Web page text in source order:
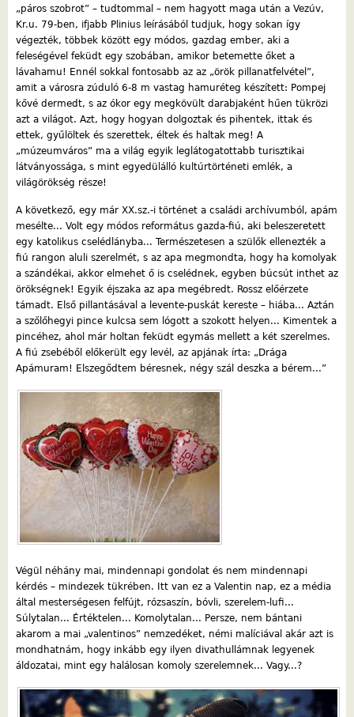
„páros szobrot” – tudtommal – nem hagyott maga után a Vezúv,
Kr.u. 79-ben, ifjabb Plinius leírásából tudjuk, hogy sokan így
végezték, többek között egy módos, gazdag ember, aki a
feleségével feküdt egy szobában, amikor betemette őket a
lávahamu! Ennél sokkal fontosabb az az „örök pillanatfelvétel”,
amit a városra zúduló 6-8 m vastag hamuréteg készített: Pompej
kővé dermedt, s az ókor egy megkövült darabjaként hűen tükrözi
azt a világot. Azt, hogy hogyan dolgoztak és pihentek, ittak és
ettek, gyűlöltek és szerettek, éltek és haltak meg! A
„múzeumváros” ma a világ egyik leglátogatottabb turisztikai
látványossága, s mint egyedülálló kultúrtörténeti emlék, a
világörökség része!
A következő, egy már XX.sz.-i történet a családi archívumból, apám
mesélte... Volt egy módos református gazda-fiú, aki beleszeretett
egy katolikus cselédlányba... Természetesen a szülők ellenezték a
fiú rangon aluli szerelmét, s az apa megmondta, hogy ha komolyak
a szándékai, akkor elmehet ő is cselédnek, egyben búcsút inthet az
örökségnek! Egyik éjszaka az apa megébredt. Rossz előérzete
támadt. Első pillantásával a levente-puskát kereste – hiába... Aztán
a szőlőhegyi pince kulcsa sem lógott a szokott helyen... Kimentek a
pincéhez, ahol már holtan feküdt egymás mellett a két szerelmes.
A fiú zsebéből előkerült egy levél, az apjának írta: „Drága
Apámuram! Elszegődtem béresnek, négy szál deszka a bérem...”
Végül néhány mai, mindennapi gondolat és nem mindennapi
kérdés – mindezek tükrében. Itt van ez a Valentin nap, ez a média
által mesterségesen felfújt, rózsaszín, bóvli, szerelem-lufi...
Súlytalan... Értéktelen... Komolytalan... Persze, nem bántani
akarom a mai „valentinos” nemzedéket, némi malíciával akár azt is
mondhatnám, hogy inkább egy ilyen divathullámnak legyenek
áldozatai, mint egy halálosan komoly szerelemnek... Vagy...?